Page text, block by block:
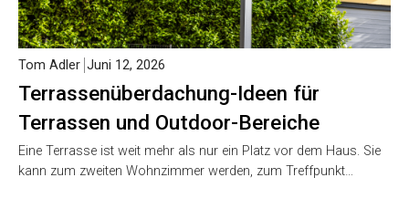
Terrassenüberdachung-Ideen für
Terrassen und Outdoor-Bereiche
Tom Adler Juni 12, 2026
Eine Terrasse ist weit mehr als nur ein Platz vor dem Haus. Sie
kann zum zweiten Wohnzimmer werden, zum Treffpunkt…